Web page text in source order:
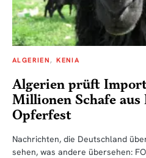
ALGERIEN KENIA
Algerien prüft
Millionen Schafe aus
Opferfest
Nachrichten, die Deutschland
sehen, was andere übersehen: